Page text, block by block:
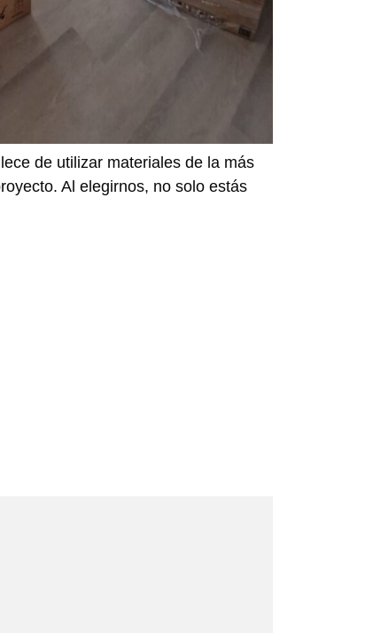
de utilizar materiales de la más
Al elegirnos, no solo estás